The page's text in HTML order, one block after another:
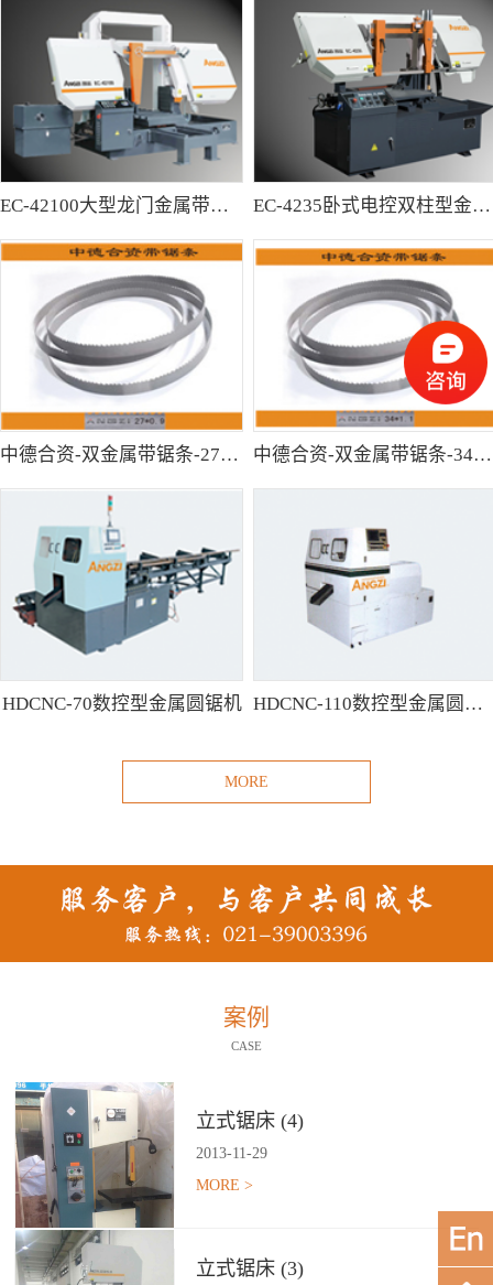
EC-42100大型龙门金属带锯床 EC-4235卧式电控双柱型金属带锯床
中德合资-双金属带锯条-27*0.9 中德合资-双金属带锯条-34*1.1
HDCNC-70数控型金属圆锯机 HDCNC-110数控型金属圆锯机
MORE
案例
CASE
立式锯床 (4)
2013-11 -29
MORE >
立式锯床 (3)